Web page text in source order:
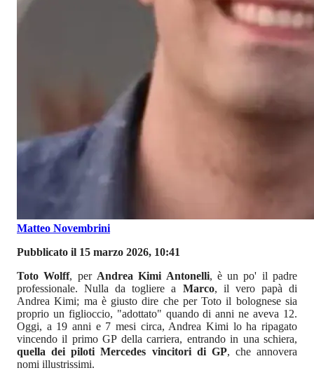
Matteo Novembrini
Pubblicato il 15 marzo 2026, 10:41
Toto Wolff, per Andrea Kimi Antonelli, è un po' il padre
professionale. Nulla da togliere a Marco, il vero papà di
Andrea Kimi; ma è giusto dire che per Toto il bolognese sia
proprio un figlioccio, "adottato" quando di anni ne aveva 12.
Oggi, a 19 anni e 7 mesi circa, Andrea Kimi lo ha ripagato
vincendo il primo GP della carriera, entrando in una schiera,
quella dei piloti Mercedes vincitori di GP, che annovera
nomi illustrissimi.